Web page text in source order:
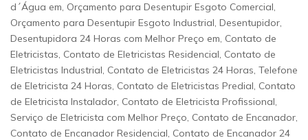
d´Água em, Orçamento para Desentupir Esgoto Comercial,
Orçamento para Desentupir Esgoto Industrial, Desentupidor,
Desentupidora 24 Horas com Melhor Preço em, Contato de
Eletricistas, Contato de Eletricistas Residencial, Contato de
Eletricistas Industrial, Contato de Eletricistas 24 Horas, Telefone
de Eletricista 24 Horas, Contato de Eletricistas Predial, Contato
de Eletricista Instalador, Contato de Eletricista Profissional,
Serviço de Eletricista com Melhor Preço, Contato de Encanador,
Contato de Encanador Residencial, Contato de Encanador 24